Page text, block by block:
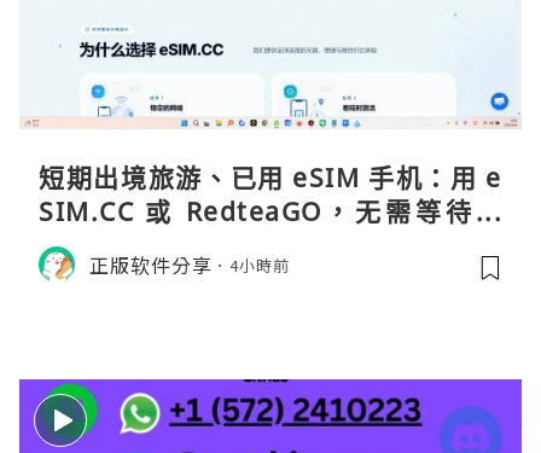
短期出境旅游、已用 eSIM 手机：用 e
SIM.CC 或 RedteaGO，无需等待收
货。需要“当地号码 + 通话短信”（如
打车、外卖、客户联络）：优先 Redt
正版软件分享 4小時前